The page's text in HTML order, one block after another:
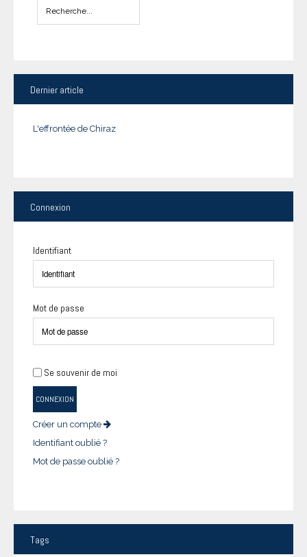
Dernier article
L'effrontée de Chiraz
Connexion
Identifiant
Mot de passe
Se souvenir de moi
CONNEXION
Créer un compte
Identifiant oublié ?
Mot de passe oublié ?
Tags